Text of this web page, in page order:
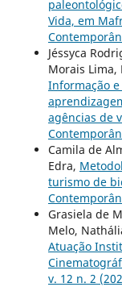
Vida, em
Jéssyca
Morais Lima,
Informação
agências de
Camila de
Edra,
turismo de
Grasiela de
Melo,
Atuação
v. 12 n. 2